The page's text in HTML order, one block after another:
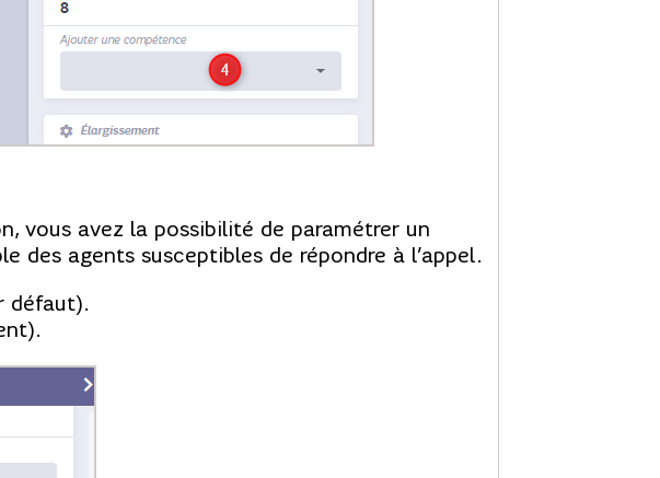
vous avez la possibilité de paramétrer un
des agents susceptibles de répondre à l’appel.
défaut).